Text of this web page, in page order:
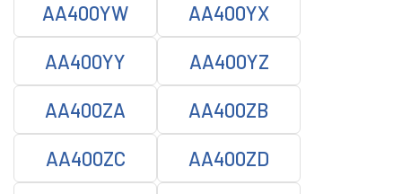
AA400YW AA400YX
AA400YY AA400YZ
AA400ZA AA400ZB
AA400ZC AA400ZD